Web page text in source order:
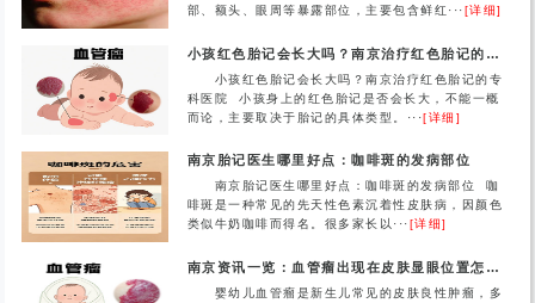
部、额头、眼周等暴露部位，主要包含鲜红···[详细]
小孩红色胎记会长大吗？南京治疗红色胎记的专科医院
小孩红色胎记会长大吗？南京治疗红色胎记的专
科医院 小孩身上的红色胎记是否会长大，不能一概
而论，主要取决于胎记的具体类型。···[详细]
南京胎记医生哪里好点：咖啡斑的发病部位
南京胎记医生哪里好点：咖啡斑的发病部位 咖
啡斑是一种常见的先天性色素沉着性皮肤病，因颜色
类似牛奶咖啡而得名。很多家长以···[详细]
南京资讯一览：血管瘤出现在皮肤显眼位置怎么办？
婴幼儿血管瘤是新生儿常见的皮肤良性肿瘤，多